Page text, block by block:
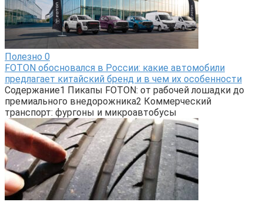
Полезно 0
FOTON обосновался в России: какие автомобили
предлагает китайский бренд и в чем их особенности
Содержание1 Пикапы FOTON: от рабочей лошадки до
премиального внедорожника2 Коммерческий
транспорт: фургоны и микроавтобусы